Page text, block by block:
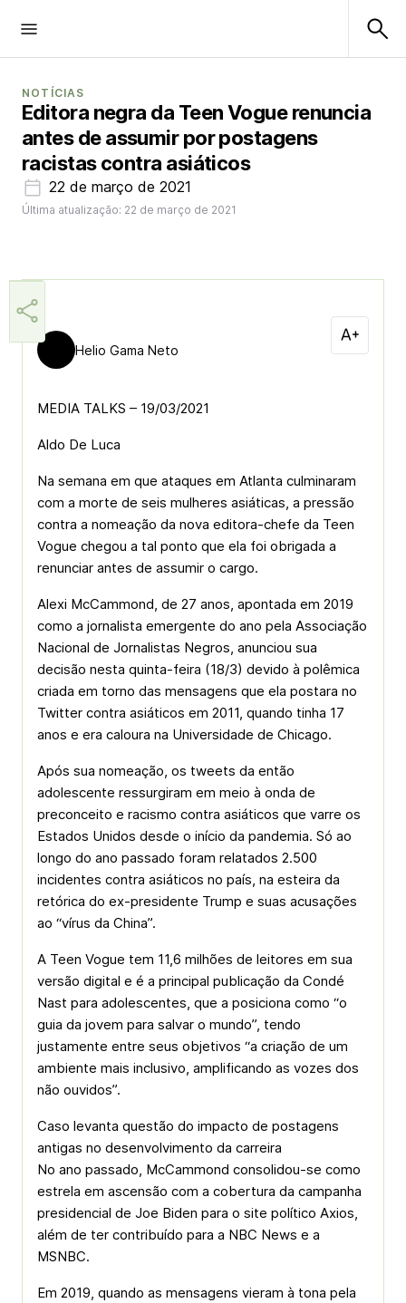
NOTÍCIAS
Editora negra da Teen Vogue renuncia
antes de assumir por postagens
racistas contra asiáticos
22 de março de 2021
Última atualização: 22 de março de 2021
Helio Gama Neto
MEDIA TALKS – 19/03/2021
Aldo De Luca
Na semana em que ataques em Atlanta culminaram
com a morte de seis mulheres asiáticas, a pressão
contra a nomeação da nova editora-chefe da Teen
Vogue chegou a tal ponto que ela foi obrigada a
renunciar antes de assumir o cargo.
Alexi McCammond, de 27 anos, apontada em 2019
como a jornalista emergente do ano pela Associação
Nacional de Jornalistas Negros, anunciou sua
decisão nesta quinta-feira (18/3) devido à polêmica
criada em torno das mensagens que ela postara no
Twitter contra asiáticos em 2011, quando tinha 17
anos e era caloura na Universidade de Chicago.
Após sua nomeação, os tweets da então
adolescente ressurgiram em meio à onda de
preconceito e racismo contra asiáticos que varre os
Estados Unidos desde o início da pandemia. Só ao
longo do ano passado foram relatados 2.500
incidentes contra asiáticos no país, na esteira da
retórica do ex-presidente Trump e suas acusações
ao “vírus da China”.
A Teen Vogue tem 11,6 milhões de leitores em sua
versão digital e é a principal publicação da Condé
Nast para adolescentes, que a posiciona como “o
guia da jovem para salvar o mundo”, tendo
justamente entre seus objetivos “a criação de um
ambiente mais inclusivo, amplificando as vozes dos
não ouvidos”.
Caso levanta questão do impacto de postagens
antigas no desenvolvimento da carreira
No ano passado, McCammond consolidou-se como
estrela em ascensão com a cobertura da campanha
presidencial de Joe Biden para o site político Axios,
além de ter contribuído para a NBC News e a
MSNBC.
Em 2019, quando as mensagens vieram à tona pela